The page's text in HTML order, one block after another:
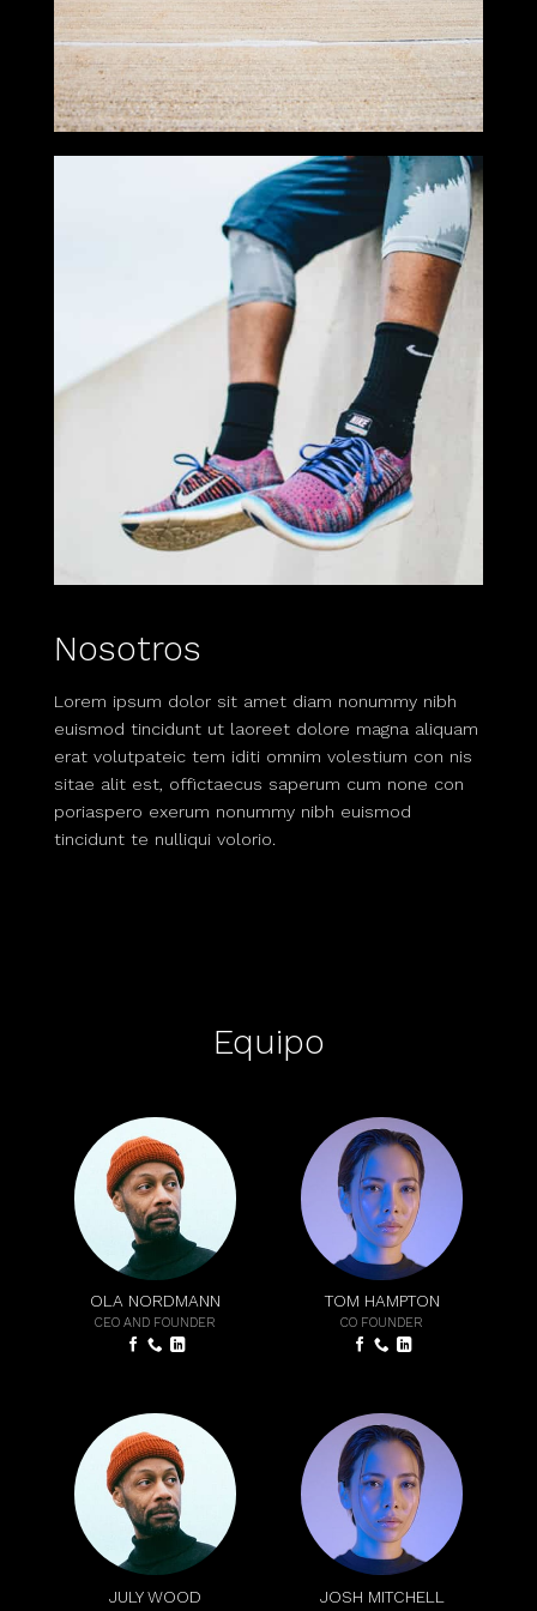
Nosotros
Lorem ipsum dolor sit amet diam nonummy nibh
euismod tincidunt ut laoreet dolore magna aliquam
erat volutpateic tem iditi omnim volestium con nis
sitae alit est, offictaecus saperum cum none con
poriaspero exerum nonummy nibh euismod
tincidunt te nulliqui volorio.
Equipo
OLA NORDMANN
CEO AND FOUNDER
TOM HAMPTON
CO FOUNDER
JULY WOOD JOSH MITCHELL